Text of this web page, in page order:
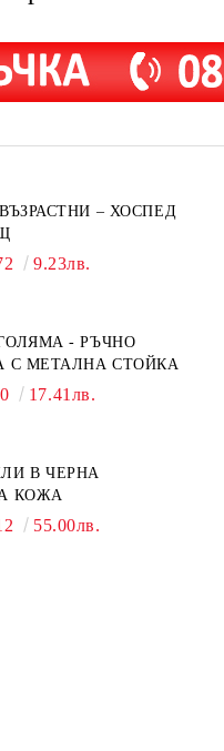
– ХОСПЕД
9.23лв.
- РЪЧНО
С МЕТАЛНА СТОЙКА
17.41лв.
В ЧЕРНА
КОЖА
55.00лв.